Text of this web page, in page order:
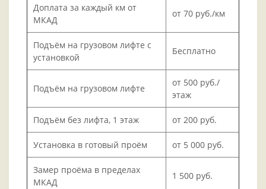
Доплата за каждый км от
МКАД
от 70 руб./км
Подъём на грузовом лифте с
установкой
Бесплатно
Подъём на грузовом лифте
от 500 руб./
этаж
Подъём без лифта, 1 этаж от 200 руб.
Установка в готовый проём от 5 000 руб.
Замер проёма в пределах
МКАД
1 500 руб.